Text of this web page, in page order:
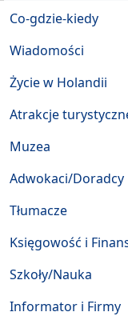
Co-gdzie-kiedy
Wiadomości
Życie w Holandii
Atrakcje
Muzea
Adwokaci/Doradcy
Tłumacze
Księgowość i
Szkoły/Nauka
Informator i Firmy